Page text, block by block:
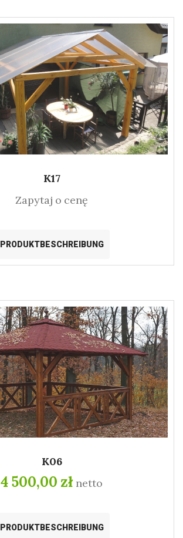
K17
Zapytaj o cenę
PRODUKTBESCHREIBUNG
K06
4 500,00 zł netto
PRODUKTBESCHREIBUNG